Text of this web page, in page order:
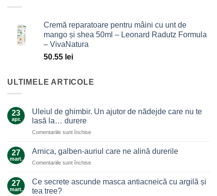
Cremă reparatoare pentru mâini cu unt de
mango și shea 50ml – Leonard Radutz Formula
– VivaNatura
50.55 lei
ULTIMELE ARTICOLE
23
apr.
Uleiul de ghimbir. Un ajutor de nădejde care nu te
lasă la… durere
Comentariile sunt închisepentru
de
Un
de
27
mart.
Arnica, galben-auriul care ne alină durerile
Comentariile sunt închisepentru
galben-
27
mart.
Ce secrete ascunde masca antiacneică cu argilă și
tea tree?